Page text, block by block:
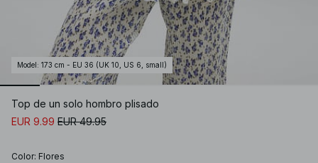
Model : 173 cm - EU 36 (UK 10, US 6, small)
Top de un solo hombro plisado
EUR 9.99 EUR 49.95
Color: Flores